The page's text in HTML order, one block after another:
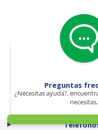
Preguntas
¿Necesitas ayuda?,
necesitas.